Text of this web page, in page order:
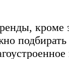
кроме